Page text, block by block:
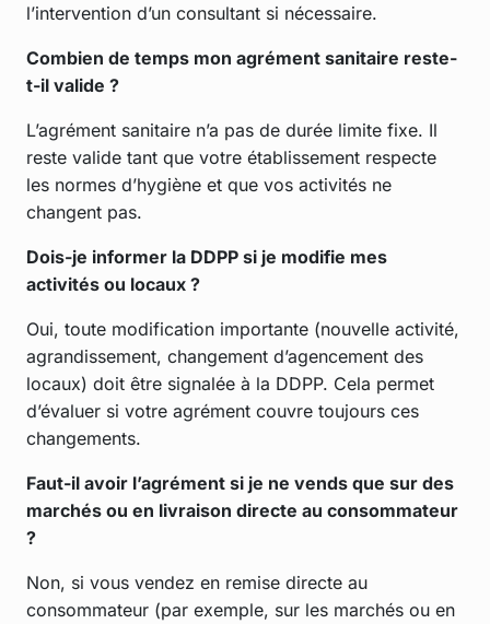
l’intervention d’un consultant si nécessaire.
Combien de temps mon agrément sanitaire reste-
t-il valide ?
L’agrément sanitaire n’a pas de durée limite fixe. Il
reste valide tant que votre établissement respecte
les normes d’hygiène et que vos activités ne
changent pas.
Dois-je informer la DDPP si je modifie mes
activités ou locaux ?
Oui, toute modification importante (nouvelle activité,
agrandissement, changement d’agencement des
locaux) doit être signalée à la DDPP. Cela permet
d’évaluer si votre agrément couvre toujours ces
changements.
Faut-il avoir l’agrément si je ne vends que sur des
marchés ou en livraison directe au consommateur
?
Non, si vous vendez en remise directe au
consommateur (par exemple, sur les marchés ou en